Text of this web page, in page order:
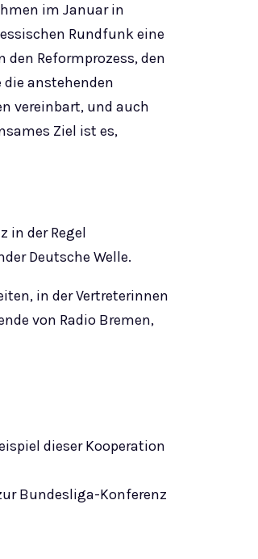
im Januar in
Rundfunk eine
den Reformprozess, den
die anstehenden
vereinbart, und auch
Ziel ist es,
in der Regel
Deutsche Welle.
in der Vertreterinnen
von Radio Bremen,
dieser Kooperation
Bundesliga-Konferenz